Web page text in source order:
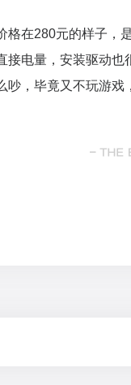
格在280元的样子，
接电量，安装驱动
吵，毕竟又不玩游戏